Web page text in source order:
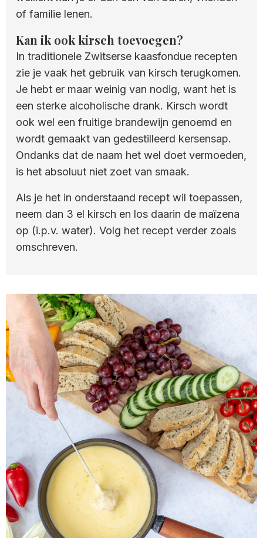
of familie lenen.
Kan ik ook kirsch toevoegen?
In traditionele Zwitserse kaasfondue recepten
zie je vaak het gebruik van kirsch terugkomen.
Je hebt er maar weinig van nodig, want het is
een sterke alcoholische drank. Kirsch wordt
ook wel een fruitige brandewijn genoemd en
wordt gemaakt van gedestilleerd kersensap.
Ondanks dat de naam het wel doet vermoeden,
is het absoluut niet zoet van smaak.
Als je het in onderstaand recept wil toepassen,
neem dan 3 el kirsch en los daarin de maïzena
op (i.p.v. water). Volg het recept verder zoals
omschreven.